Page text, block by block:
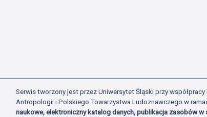
Serwis tworzony jest przez Uniwersytet Śląski przy
Antropologii i Polskiego Towarzystwa Ludoznawczego w
naukowe, elektroniczny katalog danych, publikacja zasobów w